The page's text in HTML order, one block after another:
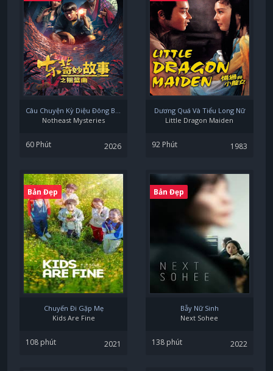
Câu Chuyện Kỳ Diệu Đông Bắc: Khúc Diêu Lam
Notheast Mysteries
60 Phút 2026
Dương Quá Và Tiểu Long Nữ
Little Dragon Maiden
92 Phút 1983
Bản Đẹp
Chuyến Đi Gặp Mẹ
Kids Are Fine
108 phút 2021
Bản Đẹp
Bẫy Nữ Sinh
Next Sohee
138 phút 2022